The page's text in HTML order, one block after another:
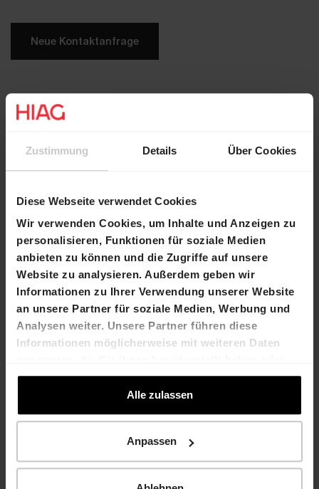
Zustimmung Details Über Cookies
Diese Webseite verwendet Cookies
Wir verwenden Cookies, um Inhalte und Anzeigen zu
personalisieren, Funktionen für soziale Medien
anbieten zu können und die Zugriffe auf unsere
Website zu analysieren. Außerdem geben wir
Informationen zu Ihrer Verwendung unserer Website
an unsere Partner für soziale Medien, Werbung und
Analysen weiter. Unsere Partner führen diese
Informationen möglicherweise mit weiteren Daten
die sie im Rahmen Ihrer Nutzung der Dienste
Alle zulassen
Anpassen
Neue Kontaktanfrage
Kontakt
Name
Niels Lundvik
E-Mail
Telefon
Preis
Pro m2/Jahr
Details
Areal
603 m
Raumhöhe